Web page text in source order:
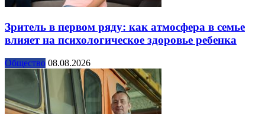
Зритель в первом ряду: как атмосфера в семье
влияет на психологическое здоровье ребенка
Общество 08.08.2026